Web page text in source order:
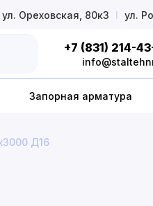
+7 (831) 214-
Запорная арматура
Ореховская, 80к3 l ул.
Д16